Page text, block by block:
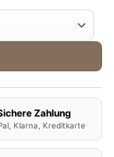
Zahlung
Klarna, Kreditkarte